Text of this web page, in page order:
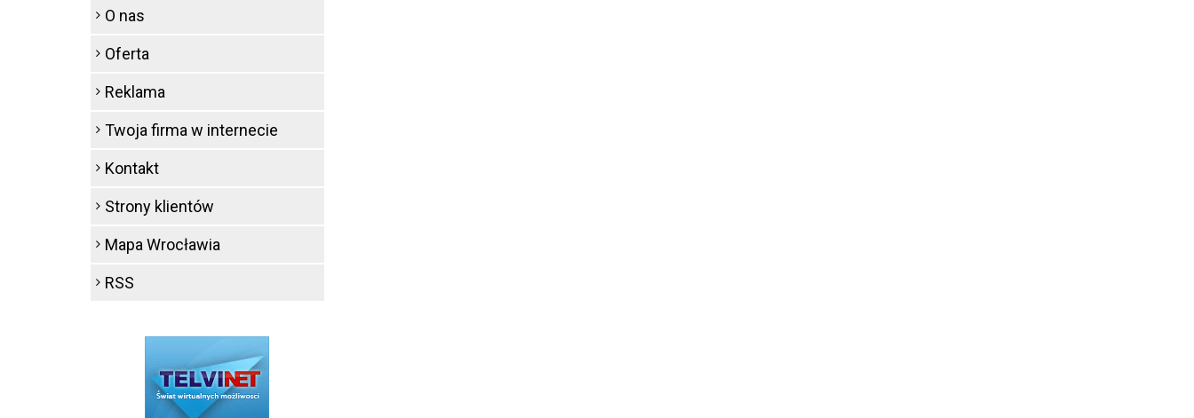
O nas
Oferta
Reklama
Twoja firma w internecie
Kontakt
Strony klientów
Mapa Wrocławia
RSS